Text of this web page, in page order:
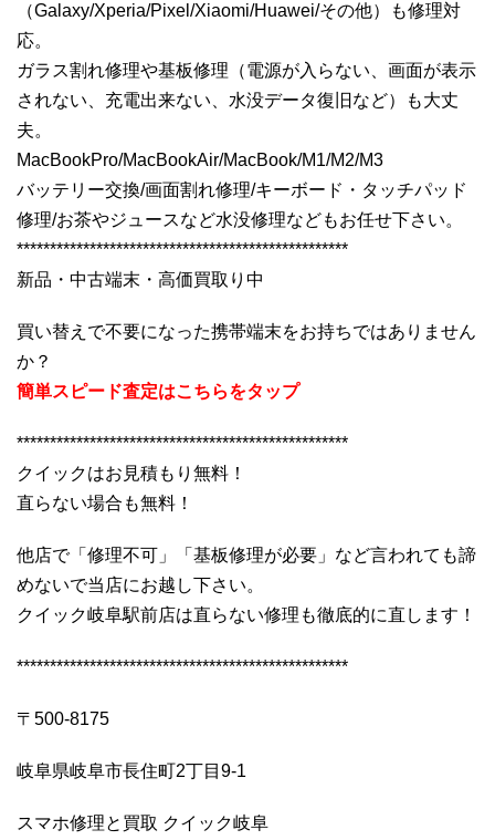
（Galaxy/Xperia/Pixel/Xiaomi/Huawei/その他）も修理対
応。
ガラス割れ修理や基板修理（電源が入らない、画面が表示
されない、充電出来ない、水没データ復旧など）も大丈
夫。
MacBookPro/MacBookAir/MacBook/M1/M2/M3
バッテリー交換/画面割れ修理/キーボード・タッチパッド
修理/お茶やジュースなど水没修理などもお任せ下さい。
**************************************************
新品・中古端末・高価買取り中
買い替えで不要になった携帯端末をお持ちではありません
か？
簡単スピード査定はこちらをタップ
**************************************************
クイックはお見積もり無料！
直らない場合も無料！
他店で「修理不可」「基板修理が必要」など言われても諦
めないで当店にお越し下さい。
クイック岐阜駅前店は直らない修理も徹底的に直します！
**************************************************
〒500-8175
岐阜県岐阜市長住町2丁目9-1
スマホ修理と買取 クイック岐阜